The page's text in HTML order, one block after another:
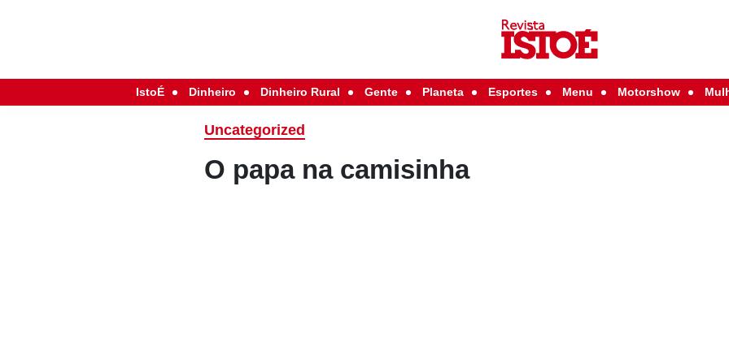
IstoÉ Dinheiro Dinheiro Rural Gente Planeta Esportes Menu Motorshow
Uncategorized
O papa na camisinha